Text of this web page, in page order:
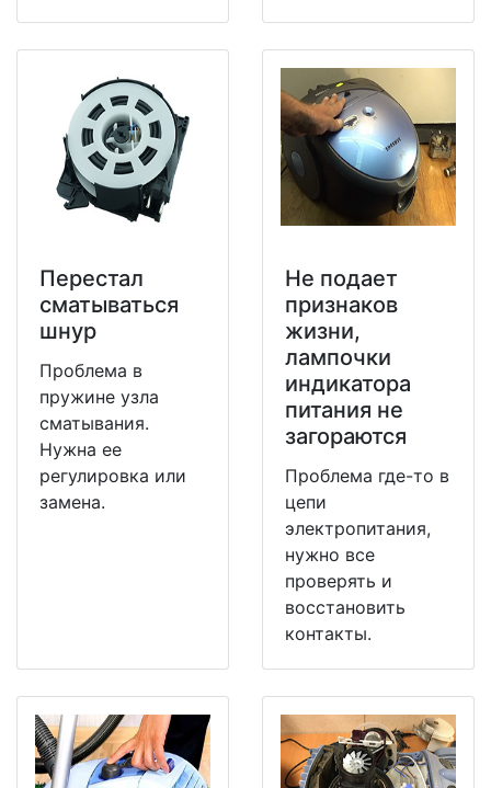
Перестал
сматываться
шнур
Проблема в
пружине узла
сматывания.
Нужна ее
регулировка или
замена.
Не подает
признаков
жизни,
лампочки
индикатора
питания не
загораются
Проблема где-то в
цепи
электропитания,
нужно все
проверять и
восстановить
контакты.